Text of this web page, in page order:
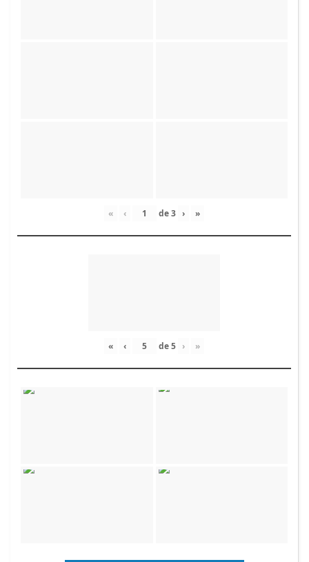
« ‹ de3 › »
« ‹ de5 › »